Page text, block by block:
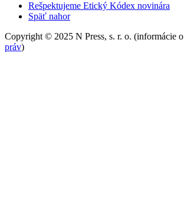
Rešpektujeme Etický Kódex novinára
Späť nahor
Copyright © 2025 N Press, s. r. o. (informácie o
práv)